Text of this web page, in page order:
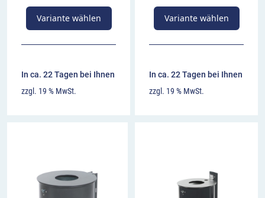
Variante wählen
In ca. 22 Tagen bei Ihnen
zzgl. 19 % MwSt.
Variante wählen
In ca. 22 Tagen bei Ihnen
zzgl. 19 % MwSt.